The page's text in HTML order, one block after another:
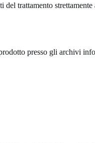
trattamento
presso gli archivi